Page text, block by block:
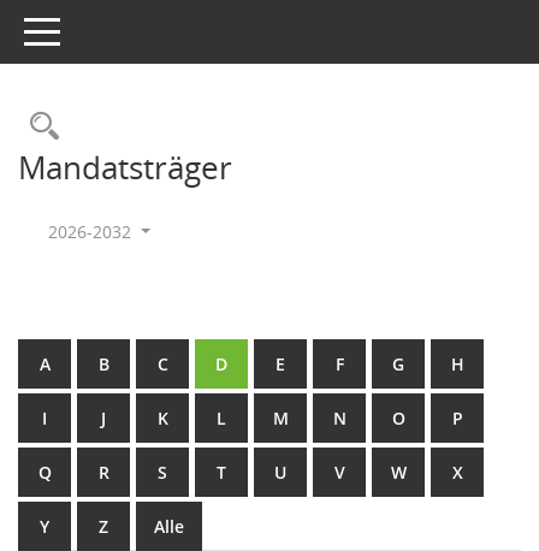
Toggle navigation
Rechercheauswahl
Mandatsträger
2026-2032
A B C D E F G H
I J K L M N O P
Q R S T U V W X
Y Z Alle